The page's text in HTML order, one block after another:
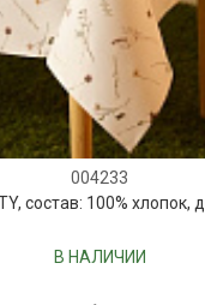
004233
состав: 100% хлопок,
В НАЛИЧИИ